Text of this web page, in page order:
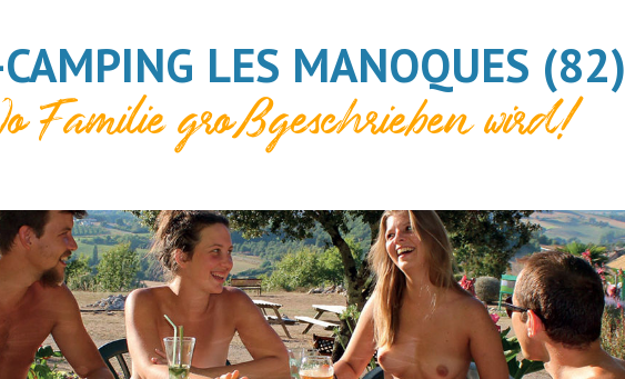
LES MANOQUES (82)
Familie großgeschrieben wird!